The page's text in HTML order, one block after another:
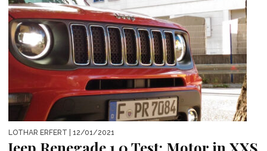
LOTHAR ERFERT | 12/01/2021